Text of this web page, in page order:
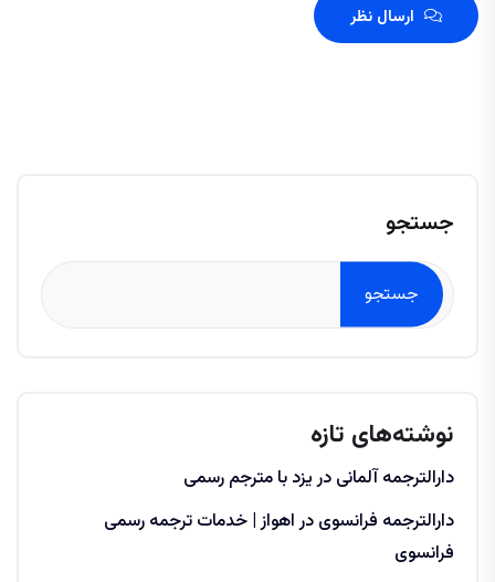
ارسال نظر
جستجو
جستجو
نوشته‌های تازه
دارالترجمه آلمانی در یزد با مترجم رسمی
دارالترجمه فرانسوی در اهواز | خدمات ترجمه رسمی
فرانسوی